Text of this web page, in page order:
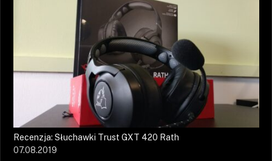
Recenzja: Słuchawki Trust GXT 420 Rath
07.08.2019